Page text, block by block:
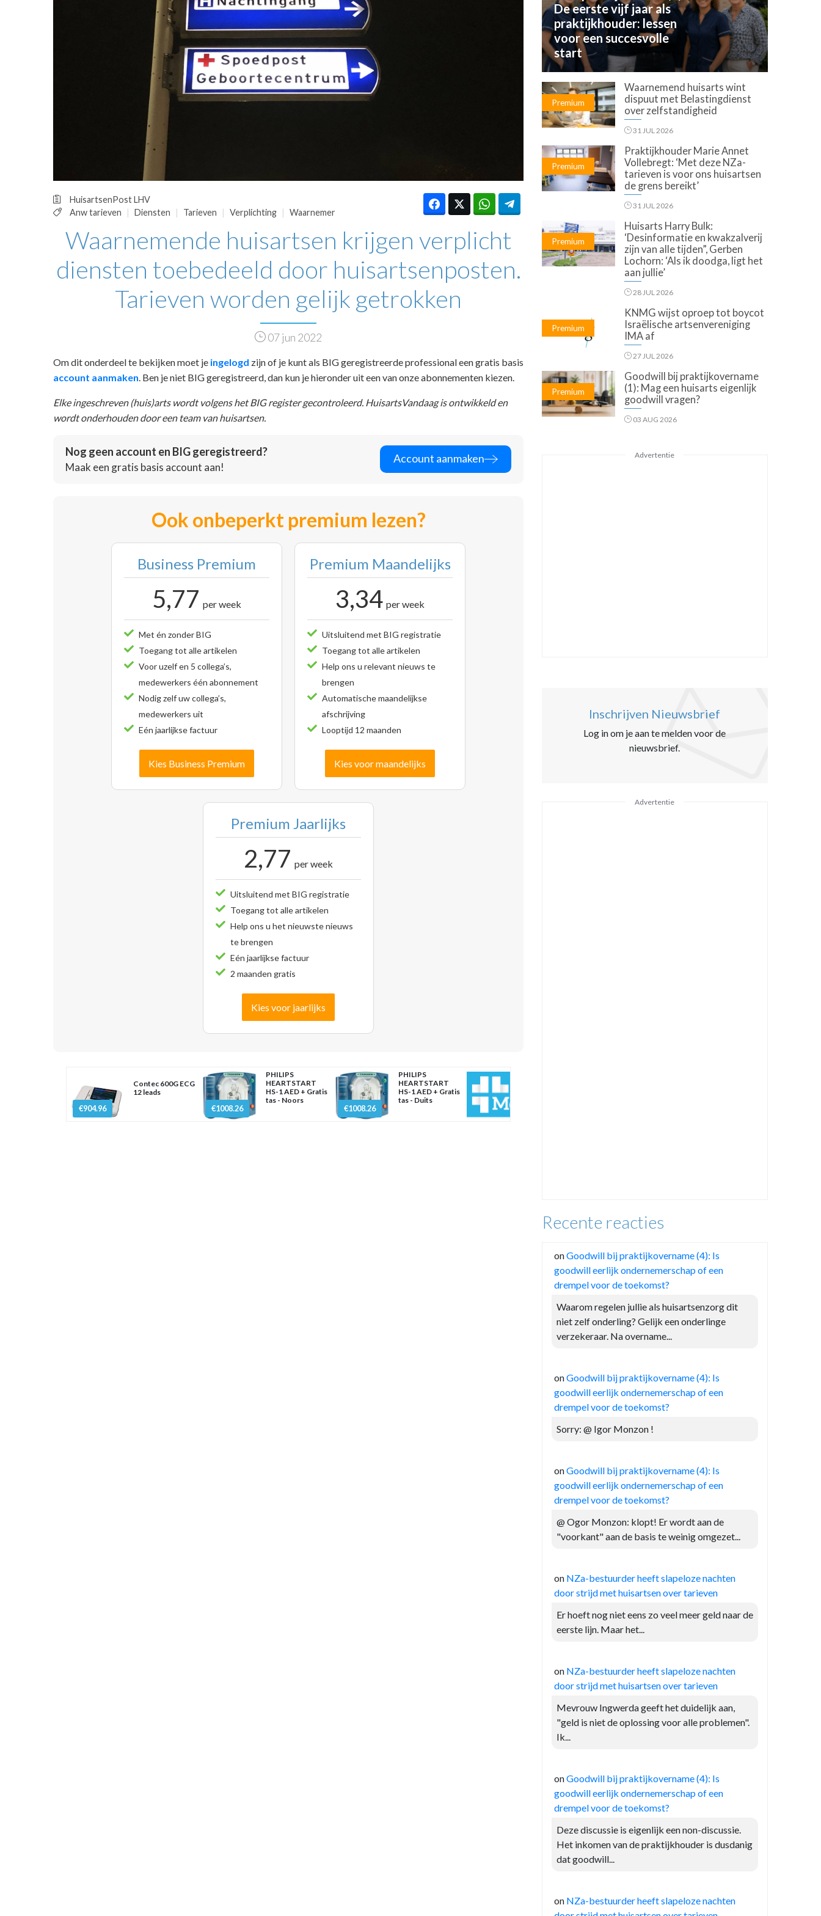
OPINIE
HUISARTSENPOST
PRAKTIJKZAKEN
TARIEVEN
VPHUISARTSEN
MEDISCHE VAKHANDEL
HuisartsenPostLHV
Anw tarieven
Diensten Tarieven Verplichting Waarnemer
Waarnemende huisartsen krijgen verplicht
diensten toebedeeld door huisartsenposten.
Tarieven worden gelijk getrokken
07 jun 2022
Om dit onderdeel te bekijken moet je ingelogd zijn of je kunt als BIG geregistreerde professional een gratis basis
account aanmaken . Ben je niet BIG geregistreerd, dan kun je hieronder uit een van onze abonnementen kiezen.
Elke ingeschreven (huis)arts wordt volgens het BIG register gecontroleerd. HuisartsVandaag is ontwikkeld en
wordt onderhouden door een team van huisartsen.
Nog geen account en BIG geregistreerd?
Maak een gratis basis account aan!
Account aanmaken
Ook onbeperkt premium lezen?
Business Premium
5,77 per week
Met én zonder BIG
Toegang tot alle artikelen
Voor uzelf en 5 collega’s,
medewerkers één abonnement
Nodig zelf uw collega’s,
medewerkers uit
Eén jaarlijkse factuur
Kies Business Premium
Premium Maandelijks
3,34 per week
Uitsluitend met BIG registratie
Toegang tot alle artikelen
Help ons u relevant nieuws te
brengen
Automatische maandelijkse
afschrijving
Looptijd 12 maanden
Kies voor maandelijks
Premium Jaarlijks
2,77 per week
Uitsluitend met BIG registratie
Toegang tot alle artikelen
Help ons u het nieuwste nieuws
te brengen
Eén jaarlijkse factuur
2 maanden gratis
Kies voor jaarlijks
€904.96
Contec 600G ECG
12 leads
€1008.26
PHILIPS
HEARTSTART
HS-1 AED + Gratis
tas - Noors
€1008.26
PHILIPS
HEARTSTART
HS-1 AED + Gratis
tas - Duits
De eerste vijf jaar als
praktijkhouder: lessen
voor een succesvolle
start
Premium
Waarnemend huisarts wint
dispuut met Belastingdienst
over zelfstandigheid
31 JUL 2026
Premium
Praktijkhouder Marie Annet
Vollebregt: ‘Met deze NZa-
tarieven is voor ons huisartsen
de grens bereikt’
31 JUL 2026
Premium
Huisarts Harry Bulk:
‘Desinformatie en kwakzalverij
zijn van alle tijden”, Gerben
Lochorn: ‘Als ik doodga, ligt het
aan jullie’
28 JUL 2026
Premium
KNMG wijst oproep tot boycot
Israëlische artsenvereniging
IMA af
27 JUL 2026
Premium
Goodwill bij praktijkovername
(1): Mag een huisarts eigenlijk
goodwill vragen?
03 AUG 2026
Advertentie
Inschrijven Nieuwsbrief
Log in om je aan te melden voor de
nieuwsbrief.
Advertentie
Recente reacties
onGoodwill bij praktijkovername (4): Is
goodwill eerlijk ondernemerschap of een
drempel voor de toekomst?
Waarom regelen jullie als huisartsenzorg dit
niet zelf onderling? Gelijk een onderlinge
verzekeraar. Na overname...
onGoodwill bij praktijkovername (4): Is
goodwill eerlijk ondernemerschap of een
drempel voor de toekomst?
Sorry: @ Igor Monzon !
onGoodwill bij praktijkovername (4): Is
goodwill eerlijk ondernemerschap of een
drempel voor de toekomst?
@ Ogor Monzon: klopt! Er wordt aan de
"voorkant" aan de basis te weinig omgezet...
on NZa-bestuurder heeft slapeloze nachten
door strijd met huisartsen over tarieven
Er hoeft nog niet eens zo veel meer geld naar de
eerste lijn. Maar het...
on NZa-bestuurder heeft slapeloze nachten
door strijd met huisartsen over tarieven
Mevrouw Ingwerda geeft het duidelijk aan,
"geld is niet de oplossing voor alle problemen".
Ik...
onGoodwill bij praktijkovername (4): Is
goodwill eerlijk ondernemerschap of een
drempel voor de toekomst?
Deze discussie is eigenlijk een non-discussie.
Het inkomen van de praktijkhouder is dusdanig
dat goodwill...
on NZa-bestuurder heeft slapeloze nachten